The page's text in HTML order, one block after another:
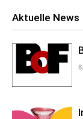
Aktuelle News